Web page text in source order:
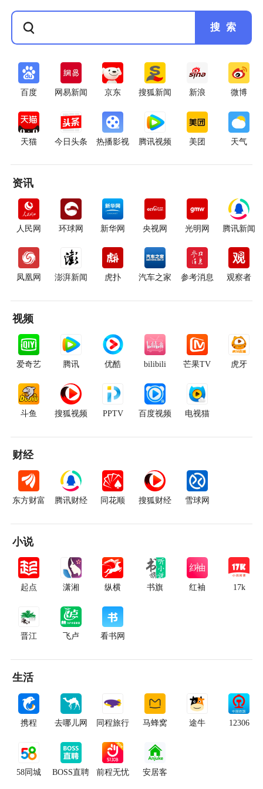
搜 索
百度 网易新闻 京东 搜狐新闻 新浪 微博
天猫 今日头条 热播影视 腾讯视频 美团 天气
资讯
人民网 环球网 新华网 央视网 光明网 腾讯新闻
凤凰网 澎湃新闻 虎扑 汽车之家 参考消息 观察者
视频
爱奇艺 腾讯 优酷 bilibili 芒果TV 虎牙
斗鱼 搜狐视频 PPTV 百度视频 电视猫
财经
东方财富 腾讯财经 同花顺 搜狐财经 雪球网
小说
起点 潇湘 纵横 书旗 红袖 17k
晋江 飞卢 看书网
生活
携程 去哪儿网 同程旅行 马蜂窝 途牛 12306
58同城 BOSS直聘 前程无忧 安居客